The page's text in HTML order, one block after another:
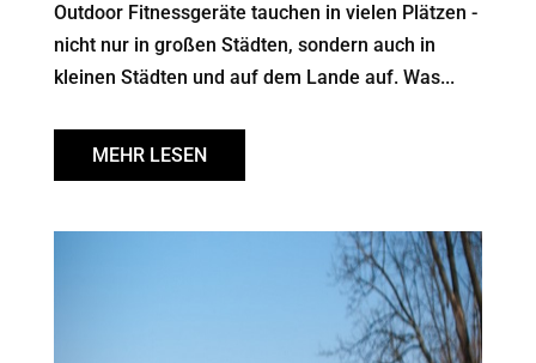
Outdoor Fitnessgeräte tauchen in vielen Plätzen -
nicht nur in großen Städten, sondern auch in
kleinen Städten und auf dem Lande auf. Was...
MEHR LESEN